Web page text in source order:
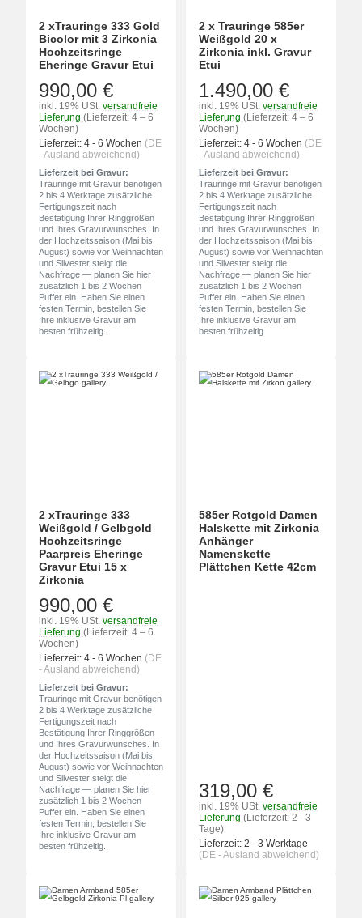
2 xTrauringe 333 Gold
Bicolor mit 3 Zirkonia
Hochzeitsringe
Eheringe Gravur Etui
990,00 €
inkl. 19% USt. versandfreie
Lieferung (Lieferzeit: 4 – 6
Wochen)
Lieferzeit: 4 - 6 Wochen (DE
- Ausland abweichend)
Lieferzeit bei Gravur:
Trauringe mit Gravur benötigen
2 bis 4 Werktage zusätzliche
Fertigungszeit nach
Bestätigung Ihrer Ringgrößen
und Ihres Gravurwunsches. In
der Hochzeitssaison (Mai bis
August) sowie vor Weihnachten
und Silvester steigt die
Nachfrage — planen Sie hier
zusätzlich 1 bis 2 Wochen
Puffer ein. Haben Sie einen
festen Termin, bestellen Sie
Ihre inklusive Gravur am
besten frühzeitig.
2 x Trauringe 585er
Weißgold 20 x
Zirkonia inkl. Gravur
Etui
1.490,00 €
inkl. 19% USt. versandfreie
Lieferung (Lieferzeit: 4 – 6
Wochen)
Lieferzeit: 4 - 6 Wochen (DE
- Ausland abweichend)
Lieferzeit bei Gravur:
Trauringe mit Gravur benötigen
2 bis 4 Werktage zusätzliche
Fertigungszeit nach
Bestätigung Ihrer Ringgrößen
und Ihres Gravurwunsches. In
der Hochzeitssaison (Mai bis
August) sowie vor Weihnachten
und Silvester steigt die
Nachfrage — planen Sie hier
zusätzlich 1 bis 2 Wochen
Puffer ein. Haben Sie einen
festen Termin, bestellen Sie
Ihre inklusive Gravur am
besten frühzeitig.
2 xTrauringe 333
Weißgold / Gelbgold
Hochzeitsringe
Paarpreis Eheringe
Gravur Etui 15 x
Zirkonia
990,00 €
inkl. 19% USt. versandfreie
Lieferung (Lieferzeit: 4 – 6
Wochen)
Lieferzeit: 4 - 6 Wochen (DE
- Ausland abweichend)
Lieferzeit bei Gravur:
Trauringe mit Gravur benötigen
2 bis 4 Werktage zusätzliche
Fertigungszeit nach
Bestätigung Ihrer Ringgrößen
und Ihres Gravurwunsches. In
der Hochzeitssaison (Mai bis
August) sowie vor Weihnachten
und Silvester steigt die
Nachfrage — planen Sie hier
zusätzlich 1 bis 2 Wochen
Puffer ein. Haben Sie einen
festen Termin, bestellen Sie
Ihre inklusive Gravur am
besten frühzeitig.
585er Rotgold Damen
Halskette mit Zirkonia
Anhänger
Namenskette
Plättchen Kette 42cm
319,00 €
inkl. 19% USt. versandfreie
Lieferung (Lieferzeit: 2 - 3
Tage)
Lieferzeit: 2 - 3 Werktage
(DE - Ausland abweichend)